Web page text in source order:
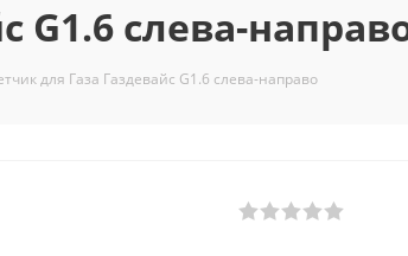
G1.6 слева-
для Газа Газдевайс G1.6 слева-направо